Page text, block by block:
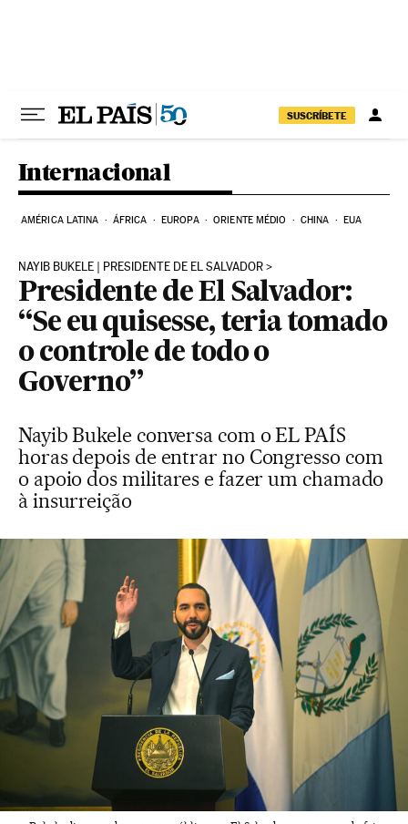
SUSCRÍBETE
Internacional
AMÉRICA LATINA ÁFRICA EUROPA ORIENTE MÉDIO CHINA EUA
NAYIB BUKELE | PRESIDENTE DE EL SALVADOR
Presidente de El Salvador:
“Se eu quisesse, teria tomado
o controle de todo o
Governo”
Nayib Bukele conversa com o EL PAÍS
horas depois de entrar no Congresso com
o apoio dos militares e fazer um chamado
à insurreição